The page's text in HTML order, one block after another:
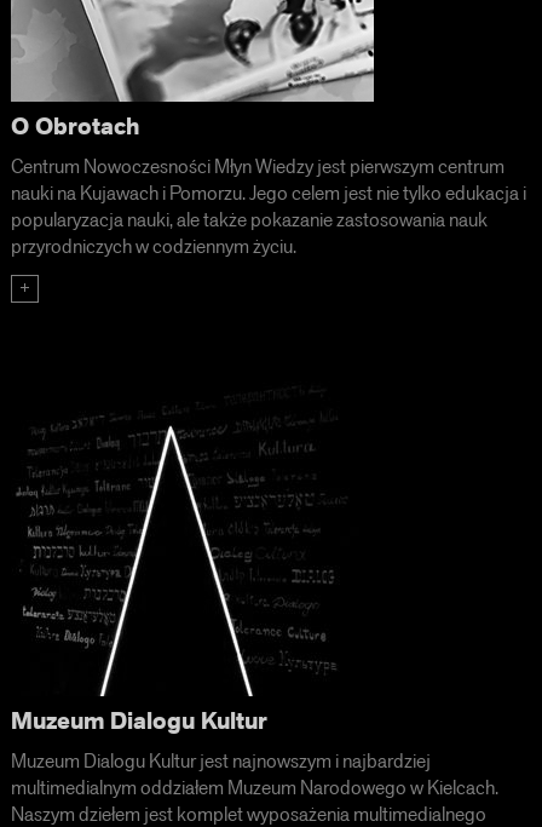
O Obrotach
Centrum Nowoczesności Młyn Wiedzy jest pierwszym centrum
nauki na Kujawach i Pomorzu. Jego celem jest nie tylko edukacja i
popularyzacja nauki, ale także pokazanie zastosowania nauk
przyrodniczych w codziennym życiu.
Muzeum Dialogu Kultur
Muzeum Dialogu Kultur jest najnowszym i najbardziej
multimedialnym oddziałem Muzeum Narodowego w Kielcach.
Naszym dziełem jest komplet wyposażenia multimedialnego